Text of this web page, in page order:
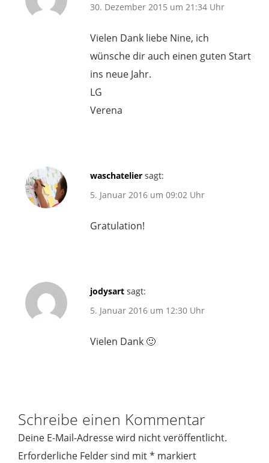
30. Dezember 2015 um 21:34 Uhr
Vielen Dank liebe Nine, ich
wünsche dir auch einen guten Start
ins neue Jahr.
LG
Verena
waschatelier sagt:
5. Januar 2016 um 09:02 Uhr
Gratulation!
jodysart sagt:
5. Januar 2016 um 12:30 Uhr
Vielen Dank 🙂
Schreibe einen Kommentar
Deine E-Mail-Adresse wird nicht veröffentlicht.
Erforderliche Felder sind mit* markiert